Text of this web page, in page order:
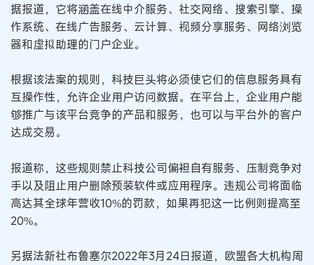
据报道，它将涵盖在线中介服务、社交网络、搜索引擎、操
作系统、在线广告服务、云计算、视频分享服务、网络浏览
器和虚拟助理的门户企业。
根据该法案的规则，科技巨头将必须使它们的信息服务具有
互操作性，允许企业用户访问数据。在平台上，企业用户能
够推广与该平台竞争的产品和服务，也可以与平台外的客户
达成交易。
报道称，这些规则禁止科技公司偏袒自有服务、压制竞争对
手以及阻止用户删除预装软件或应用程序。违规公司将面临
高达其全球年营收10%的罚款，如果再犯这一比例则提高至
20%。
另据法新社布鲁塞尔2022年3月24日报道，欧盟各大机构周